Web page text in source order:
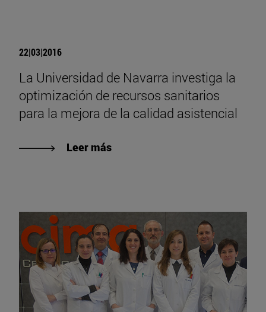
22|03|2016
La Universidad de Navarra investiga la
optimización de recursos sanitarios
para la mejora de la calidad asistencial
Leer más